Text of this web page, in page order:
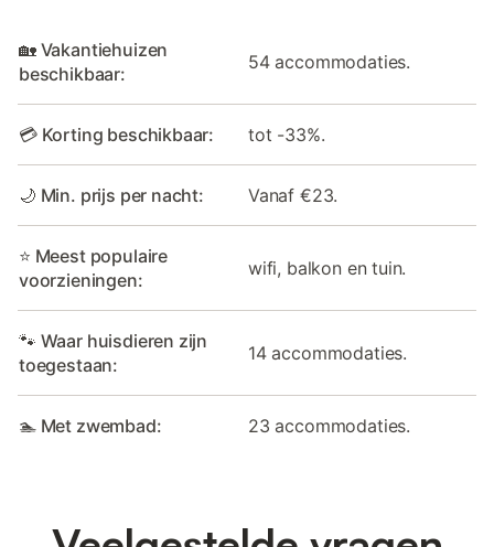
🏡 Vakantiehuizen
beschikbaar:
54 accommodaties.
💳 Korting beschikbaar: tot -33%.
🌙 Min. prijs per nacht: Vanaf €23.
⭐ Meest populaire
voorzieningen:
wifi, balkon en tuin.
🐾 Waar huisdieren zijn
toegestaan:
14 accommodaties.
🏊 Met zwembad: 23 accommodaties.